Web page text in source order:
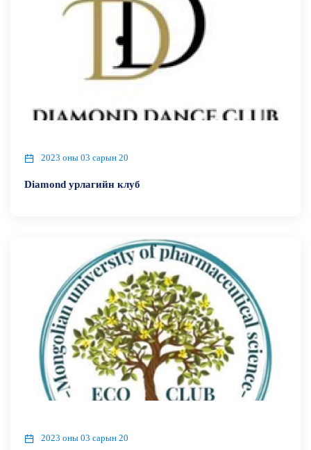
2023 оны 03 сарын 20
Diamond урлагийн клуб
2023 оны 03 сарын 20